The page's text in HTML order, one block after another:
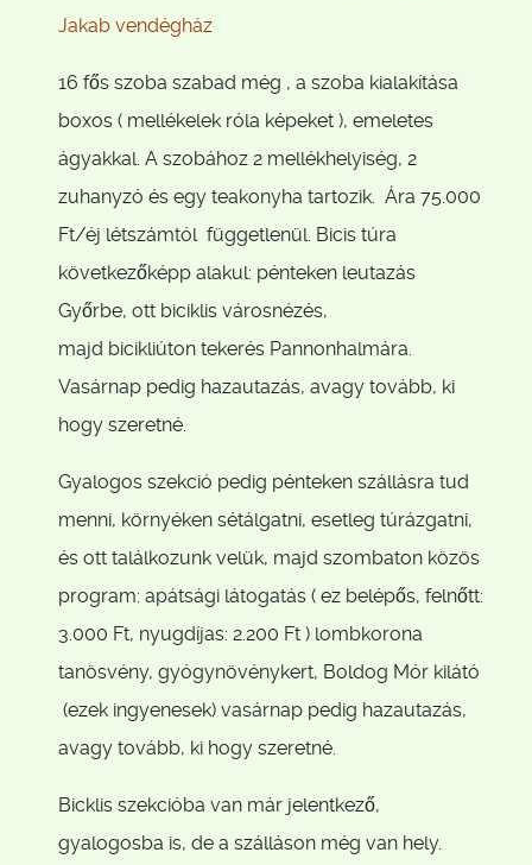
Jakab vendégház
16 fős szoba szabad még , a szoba kialakítása
boxos ( mellékelek róla képeket ), emeletes
ágyakkal. A szobához 2 mellékhelyiség, 2
zuhanyzó és egy teakonyha tartozik. Ára 75.000
Ft/éj létszámtól függetlenül. Bicis túra
következőképp alakul: pénteken leutazás
Győrbe, ott biciklis városnézés,
majd bicikliúton tekerés Pannonhalmára.
Vasárnap pedig hazautazás, avagy tovább, ki
hogy szeretné.
Gyalogos szekció pedig pénteken szállásra tud
menni, környéken sétálgatni, esetleg túrázgatni,
és ott találkozunk velük, majd szombaton közös
program: apátsági látogatás ( ez belépős, felnőtt:
3.000 Ft, nyugdíjas: 2.200 Ft ) lombkorona
tanösvény, gyógynövénykert, Boldog Mór kilátó
(ezek ingyenesek) vasárnap pedig hazautazás,
avagy tovább, ki hogy szeretné.
Bicklis szekcióba van már jelentkező,
gyalogosba is, de a szálláson még van hely.